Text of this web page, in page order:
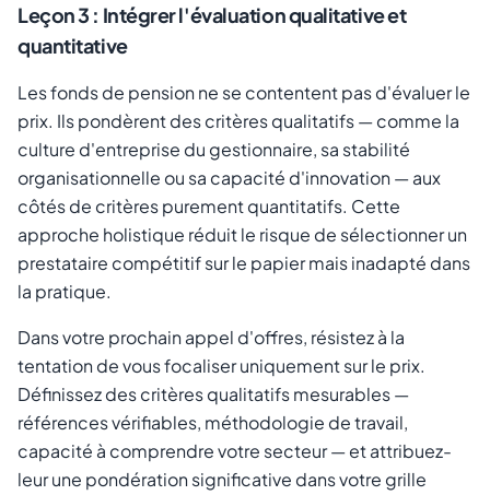
Leçon 3 : Intégrer l'évaluation qualitative et
quantitative
Les fonds de pension ne se contentent pas d'évaluer le
prix. Ils pondèrent des critères qualitatifs — comme la
culture d'entreprise du gestionnaire, sa stabilité
organisationnelle ou sa capacité d'innovation — aux
côtés de critères purement quantitatifs. Cette
approche holistique réduit le risque de sélectionner un
prestataire compétitif sur le papier mais inadapté dans
la pratique.
Dans votre prochain appel d'offres, résistez à la
tentation de vous focaliser uniquement sur le prix.
Définissez des critères qualitatifs mesurables —
références vérifiables, méthodologie de travail,
capacité à comprendre votre secteur — et attribuez-
leur une pondération significative dans votre grille